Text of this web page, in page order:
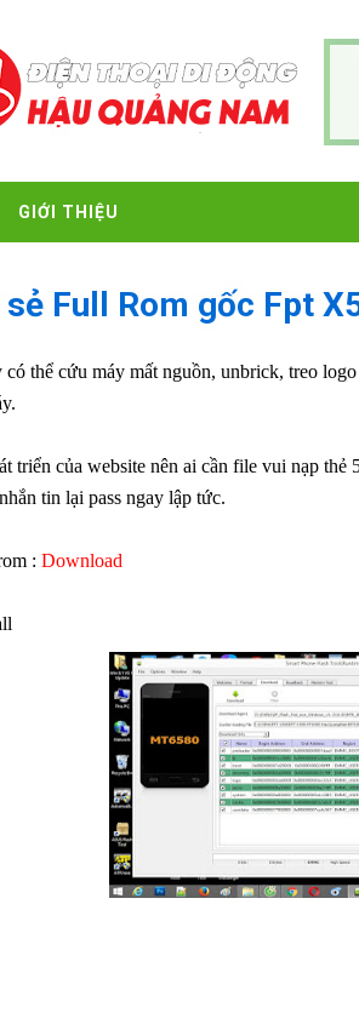
GIỚI THIỆU
sẻ Full Rom gốc Fpt
có thể cứu máy mất nguồn, unbrick, treo
triển của website nên ai cần file vui nạp thẻ
tin lại pass ngay lập tức.
: Download